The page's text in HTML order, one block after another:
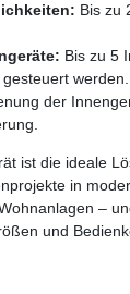
Bis zu
Bis zu 5
werden.
der
ist die ideale
in
–
und